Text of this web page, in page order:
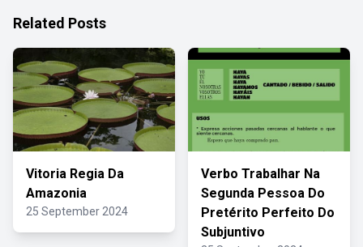
Related Posts
Vitoria Regia Da
Amazonia
25 September 2024
Verbo Trabalhar Na
Segunda Pessoa Do
Pretérito Perfeito Do
Subjuntivo